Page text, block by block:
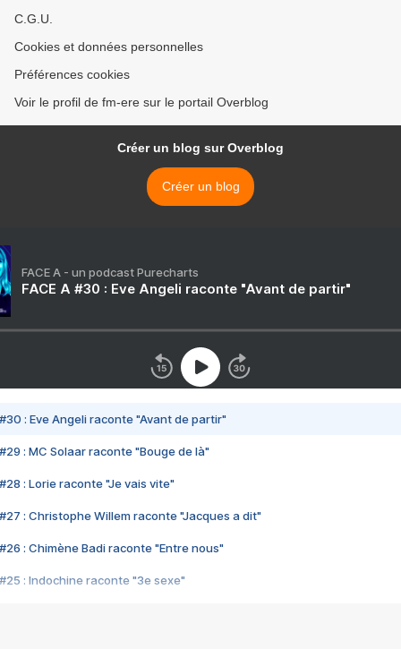
C.G.U.
Cookies et données personnelles
Préférences cookies
Voir le profil de fm-ere sur le portail Overblog
Créer un blog sur Overblog
Créer un blog
FACE A - un podcast Purecharts
FACE A #30 : Eve Angeli raconte "Avant de partir"
#30 : Eve Angeli raconte "Avant de partir"
#29 : MC Solaar raconte "Bouge de là"
#28 : Lorie raconte "Je vais vite"
#27 : Christophe Willem raconte "Jacques a dit"
#26 : Chimène Badi raconte "Entre nous"
#25 : Indochine raconte "3e sexe"